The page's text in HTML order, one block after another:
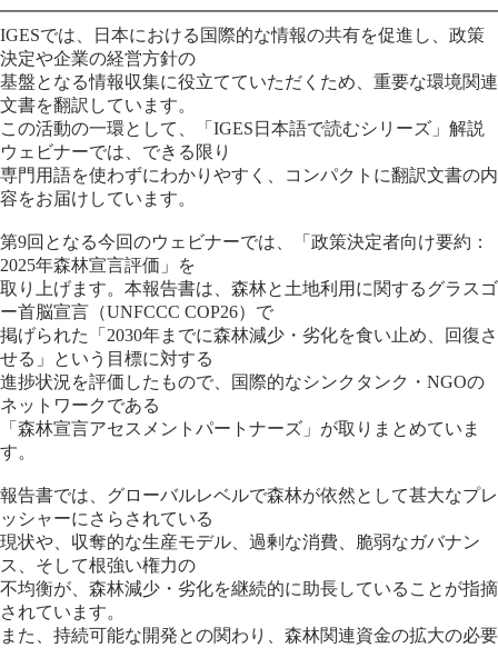
IGESでは、日本における国際的な情報の共有を促進し、政策
決定や企業の経営方針の
基盤となる情報収集に役立てていただくため、重要な環境関連
文書を翻訳しています。
この活動の一環として、「IGES日本語で読むシリーズ」解説
ウェビナーでは、できる限り
専門用語を使わずにわかりやすく、コンパクトに翻訳文書の内
容をお届けしています。
第9回となる今回のウェビナーでは、「政策決定者向け要約：
2025年森林宣言評価」を
取り上げます。本報告書は、森林と土地利用に関するグラスゴ
ー首脳宣言（UNFCCC COP26）で
掲げられた「2030年までに森林減少・劣化を食い止め、回復さ
せる」という目標に対する
進捗状況を評価したもので、国際的なシンクタンク・NGOの
ネットワークである
「森林宣言アセスメントパートナーズ」が取りまとめていま
す。
報告書では、グローバルレベルで森林が依然として甚大なプレ
ッシャーにさらされている
現状や、収奪的な生産モデル、過剰な消費、脆弱なガバナン
ス、そして根強い権力の
不均衡が、森林減少・劣化を継続的に助長していることが指摘
されています。
また、持続可能な開発との関わり、森林関連資金の拡大の必要